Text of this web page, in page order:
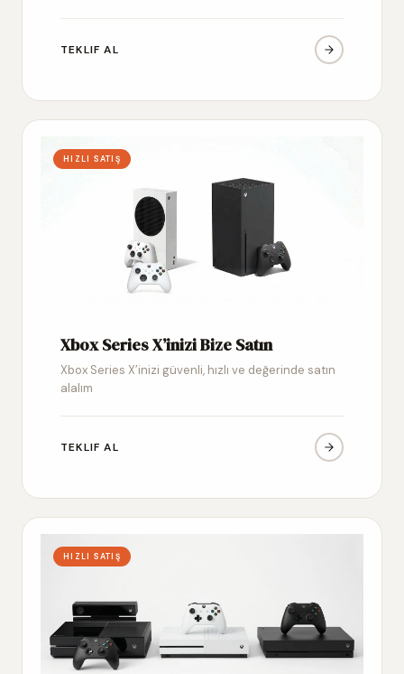
TEKLIF AL
HIZLI SATIŞ
Xbox Series X’inizi Bize Satın
Xbox Series X’inizi güvenli, hızlı ve değerinde satın
alalım
TEKLIF AL
HIZLI SATIŞ